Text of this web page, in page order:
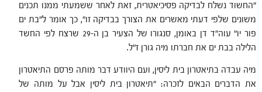
"החשוד נשלח לבדיקה פסיכיאטרית, זאת לאחר ששמעתי ממנו תכנים
משונים שלפי דעתי מאשרים את הצורך בבדיקה זו", כך אומר ל"בת ים
פור יו" עוה"ד דן באומן, סנגורו של הצעיר בן ה-29 שרצח לפי החשד
הלילה בבת ים את חברתו מיה גורן ז"ל.
מיה עבדה בתיאטרון בית ליסין, ועם היוודע דבר מותה פרסם התיאטרון
את הדברים הבאים לזכרה: "תיאטרון בית ליסין אבל על מותה של